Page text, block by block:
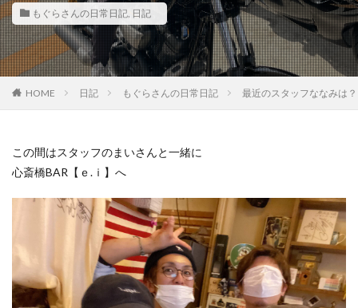
もぐらさんの日常日記, 日記
HOME 日記 もぐらさんの日常日記 最近のスタッフななみは？
この間はスタッフのまいさんと一緒に
心斎橋BAR【ｅ.ｉ】へ